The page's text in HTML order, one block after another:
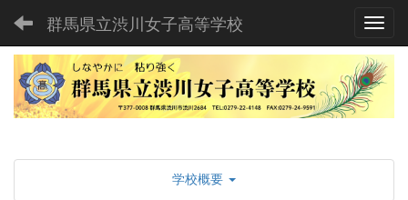
群馬県立渋川女子高等学校
学校概要